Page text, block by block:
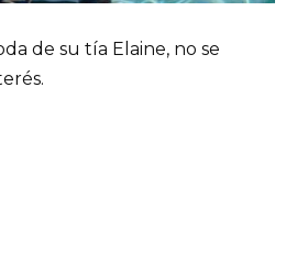
de su tía Elaine, no se